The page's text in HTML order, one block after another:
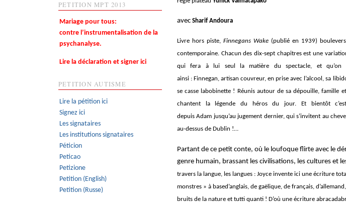
avec Sharif Andoura
Livre hors piste, Finnegans Wake(publié en 1939)
contemporaine. Chacun des dix-sept chapitres est une
qui fera à lui seul la matière du spectacle, et qu’on
ainsi : Finnegan, artisan couvreur, en prise avec l’alcool, sa
se casse labobinette ! Réunis autour de sa dépouille, famille
chantent la légende du héros du jour. Et bientôt
depuis Adam jusqu’au jugement dernier, qui s’invitent au
au-dessus de Dublin !…
Partant de ce petit conte, où le loufoque flirte avec le
genre humain, brassant les civilisations, les cultures et
travers la langue, les langues : Joyce invente ici une écriture
monstres » à based’anglais, de gaëlique, de français,
bruits de la nature et tutti quanti ! D’où une écriture
PETITION MPT 2013
Mariage pour tous:
contre l’instrumentalisation de la
psychanalyse.
Lire la déclaration et signer ici
PETITION AUTISME
Lire la pétition ici
Signez ici
Les signataires
Les institutions signataires
Péticion
Peticao
Petizione
Petition (English)
Petition (Russe)